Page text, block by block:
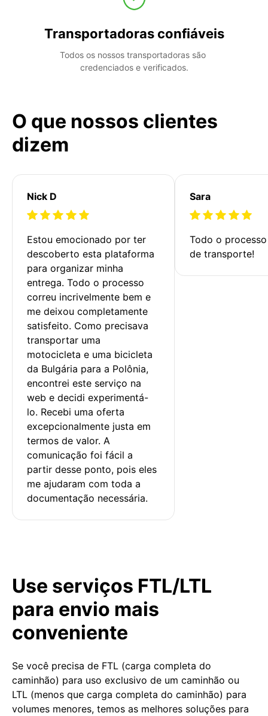
Transportadoras confiáveis
Todos os nossos transportadoras são
credenciados e verificados.
O que nossos clientes
dizem
Nick D
Estou emocionado por ter
descoberto esta plataforma
para organizar minha
entrega. Todo o processo
correu incrivelmente bem e
me deixou completamente
satisfeito. Como precisava
transportar uma
motocicleta e uma bicicleta
da Bulgária para a Polônia,
encontrei este serviço na
web e decidi experimentá-
lo. Recebi uma oferta
excepcionalmente justa em
termos de valor. A
comunicação foi fácil a
partir desse ponto, pois eles
me ajudaram com toda a
documentação necessária.
Sara
Todo o
de transporte!
Use serviços FTL/LTL
para envio mais
conveniente
Se você precisa de FTL (carga completa do
caminhão) para uso exclusivo de um caminhão ou
LTL (menos que carga completa do caminhão) para
volumes menores, temos as melhores soluções para